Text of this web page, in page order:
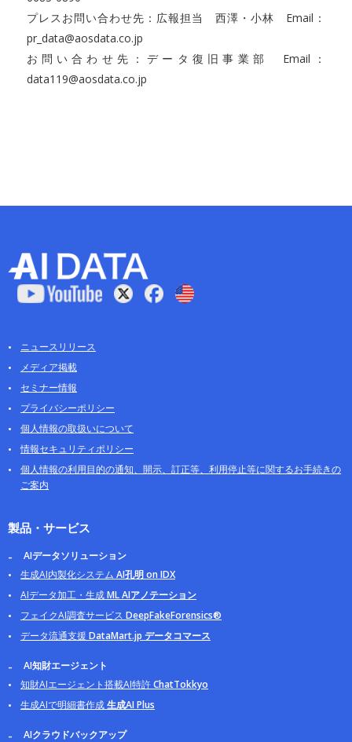
プレスお問い合わせ先：広報担当 西澤・小林 Email：
pr_data@aosdata.co.jp
お問い合わせ先：データ復旧事業部 Email：
data119@aosdata.co.jp
ニュースリリース
メディア掲載
セミナー情報
プライバシーポリシー
個人情報の取扱いについて
情報セキュリティポリシー
個人情報の利用目的の通知、開示、訂正等、利用停止等に関するお手続きの
ご案内
製品・サービス
AIデータソリューション
生成AI内製化システム AI孔明 on IDX
AIデータ加工・生成ML AIアノテーション
フェイクAI調査サービス DeepFakeForensics®
データ流通支援 DataMart.jp データコマース
AI知財エージェント
知財AIエージェント搭載AI特許ChatTokkyo
生成AIで明細書作成生成AI Plus
AIクラウドバックアップ